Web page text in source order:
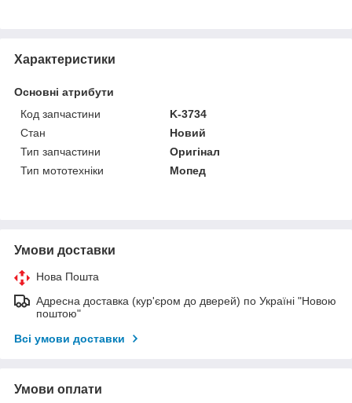
Характеристики
Основні атрибути
Код запчастини
K-3734
Стан
Новий
Тип запчастини
Оригінал
Тип мототехніки
Мопед
Умови доставки
Нова Пошта
Адресна доставка (кур'єром до дверей) по Україні "Новою
поштою"
Всі умови доставки
Умови оплати